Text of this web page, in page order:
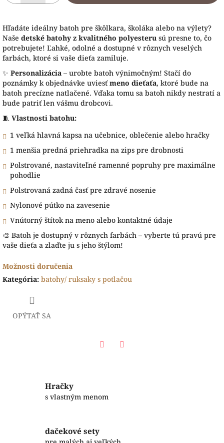
Hľadáte ideálny batoh pre škôlkara, školáka alebo na výlety?
Naše detské batohy z kvalitného polyesteru sú presne to, čo
potrebujete! Ľahké, odolné a dostupné v rôznych veselých
farbách, ktoré si vaše dieťa zamiluje.
✨ Personalizácia – urobte batoh výnimočným! Stačí do
poznámky k objednávke uviesťmeno dieťaťa, ktoré bude na
batoh precízne natlačené. Vďaka tomu sa batoh nikdy nestratí a
bude patriť len vášmu drobcovi.
🧵 Vlastnosti batohu:
1 veľká hlavná kapsa na učebnice, oblečenie alebo hračky
1 menšia predná priehradka na zips pre drobnosti
Polstrované, nastaviteľné ramenné popruhy pre maximálne
pohodlie
Polstrovaná zadná časť pre zdravé nosenie
Nylonové pútko na zavesenie
Vnútorný štítok na meno alebo kontaktné údaje
🎨 Batoh je dostupný v rôznych farbách – vyberte tú pravú pre
vaše dieťa a zlaďte ju s jeho štýlom!
Možnosti doručenia
Kategória: batohy/ ruksaky s potlačou
OPÝTAŤ SA
Hračky
s vlastným menom
dačekové sety